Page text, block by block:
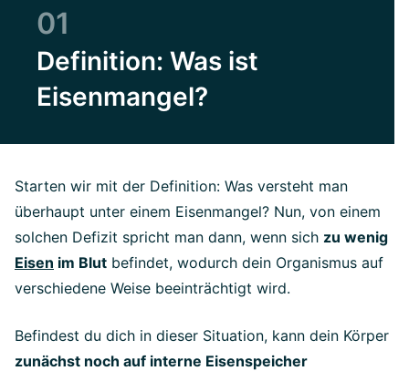
01
Definition: Was ist
Eisenmangel?
Starten wir mit der Definition: Was versteht man
überhaupt unter einem Eisenmangel? Nun, von einem
solchen Defizit spricht man dann, wenn sich zu wenig
Eisen im Blut befindet, wodurch dein Organismus auf
verschiedene Weise beeinträchtigt wird.
Befindest du dich in dieser Situation, kann dein Körper
zunächst noch auf interne Eisenspeicher